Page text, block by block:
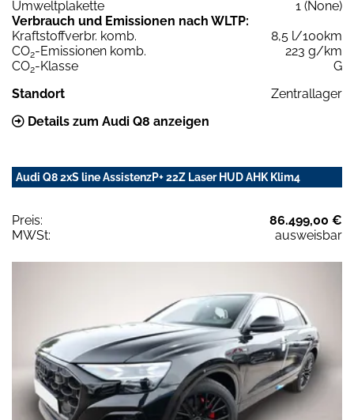
Umweltplakette
1 (None)
Verbrauch und Emissionen nach WLTP:
Kraftstoffverbr. komb.
8,5 l/100km
CO2-Emissionen komb.
223 g/km
CO2-Klasse
G
Standort
Zentrallager
Details zum Audi Q8 anzeigen
Audi Q8 2xS line AssistenzP+ 22Z Laser HUD AHK Klim4
Preis:
86.499,00 €
MWSt:
ausweisbar